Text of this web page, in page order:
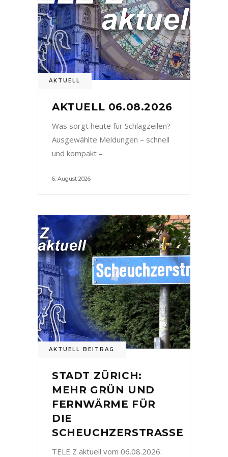
AKTUELL
AKTUELL 06.08.2026
Was sorgt heute für Schlagzeilen?
Ausgewählte Meldungen – schnell
und kompakt –
6. August 2026
AKTUELL BEITRAG
STADT ZÜRICH:
MEHR GRÜN UND
FERNWÄRME FÜR
DIE
SCHEUCHZERSTRASSE
TELE Z aktuell vom 06.08.2026: